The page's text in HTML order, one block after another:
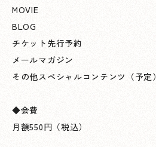
MOVIE
BLOG
チケット先行予約
メールマガジン
その他スペシャルコンテンツ（予定）
◆会費
月額550円（税込）